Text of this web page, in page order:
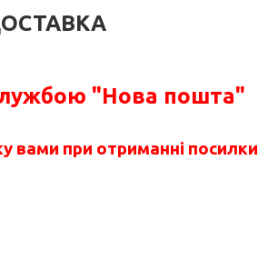
"Нова пошта"
вами при отриманні посилки